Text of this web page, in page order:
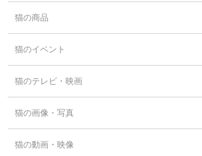
猫の商品
猫のイベント
猫のテレビ・映画
猫の画像・写真
猫の動画・映像